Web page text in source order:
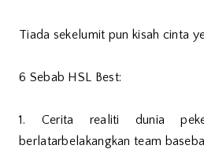
Tiada sekelumit pun kisah cinta
6 Sebab HSL Best:
1. Cerita realiti dunia
berlatarbelakangkan team baseball